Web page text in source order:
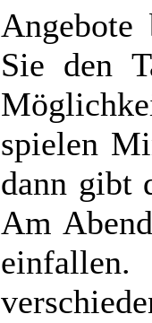
Sie den
spielen
dann gibt
Am